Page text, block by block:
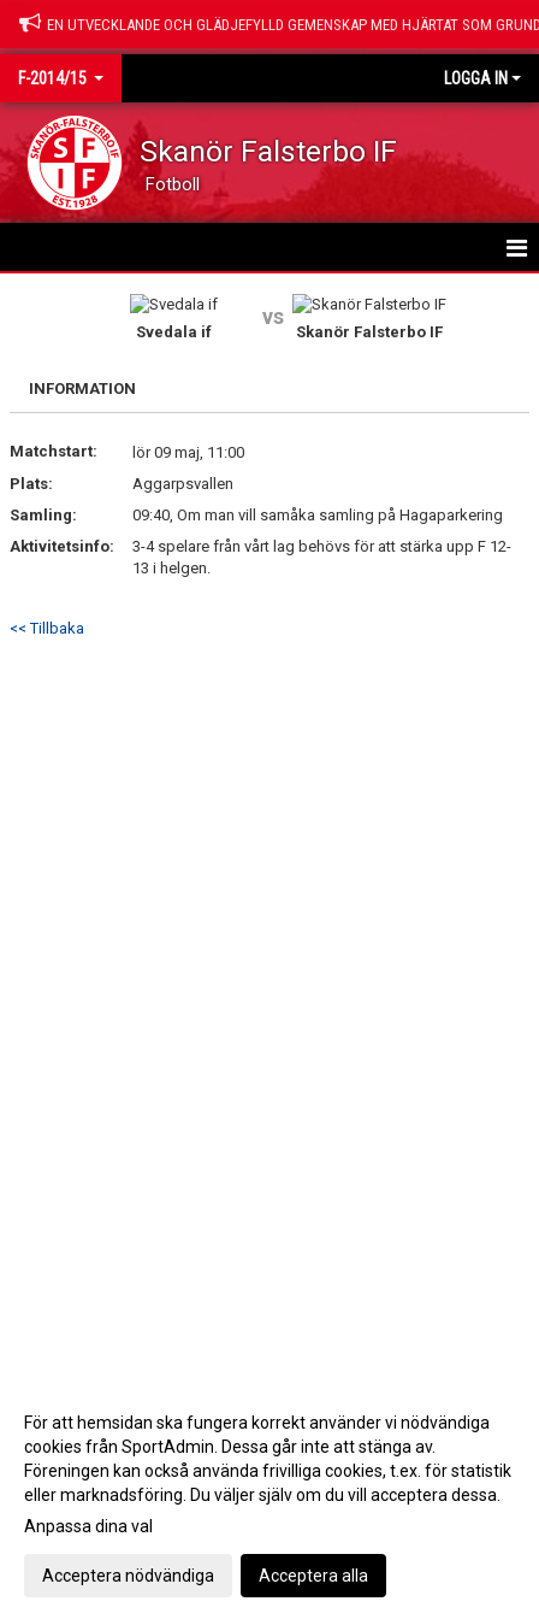
EN UTVECKLANDE OCH GLÄDJEFYLLD GEMENSKAP MED HJÄRTAT SOM
F-2014/15 LOGGA IN
Skanör Falsterbo IF
Fotboll
KALENDER
MATCHER
BILDGALLERI
Svedala if
vs
Skanör Falsterbo IF
INFORMATION
Matchstart:
lör 09 maj, 11:00
Plats:
Aggarpsvallen
Samling:
09:40, Om man vill samåka samling på Hagaparkering
Aktivitetsinfo:
3-4 spelare från vårt lag behövs för att stärka upp F 12-
13 i helgen.
<< Tillbaka
Gå till Webbversion
För att hemsidan ska fungera korrekt använder vi nödvändiga
cookies från SportAdmin. Dessa går inte att stänga av.
Föreningen kan också använda frivilliga cookies, t.ex. för statistik
eller marknadsföring. Du väljer själv om du vill acceptera dessa.
Anpassa dina val
Acceptera nödvändiga Acceptera alla